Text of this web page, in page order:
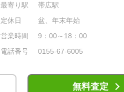
店内の様子
最寄り駅
帯広駅
定休日
盆、年末年始
営業時間
9：00～18：00
電話番号
0155-67-6005
無料査定